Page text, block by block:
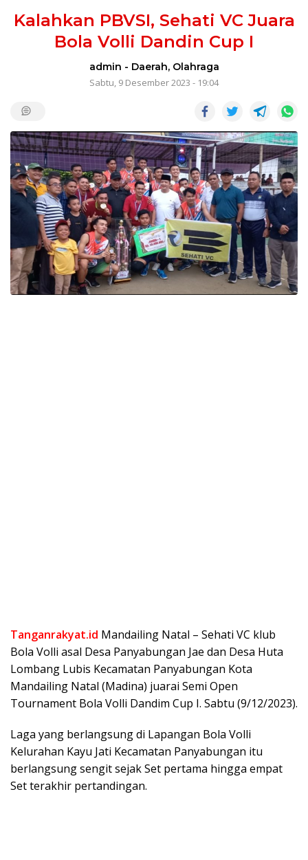
Kalahkan PBVSI, Sehati VC Juara
Bola Volli Dandin Cup I
admin - Daerah, Olahraga
Sabtu, 9 Desember 2023 - 19:04
Tanganrakyat.id Mandailing Natal – Sehati VC klub
Bola Volli asal Desa Panyabungan Jae dan Desa Huta
Lombang Lubis Kecamatan Panyabungan Kota
Mandailing Natal (Madina) juarai Semi Open
Tournament Bola Volli Dandim Cup I. Sabtu (9/12/2023).
Laga yang berlangsung di Lapangan Bola Volli
Kelurahan Kayu Jati Kecamatan Panyabungan itu
berlangsung sengit sejak Set pertama hingga empat
Set terakhir pertandingan.